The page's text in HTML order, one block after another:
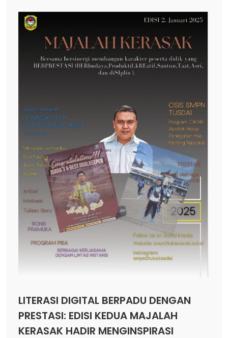
LITERASI DIGITAL BERPADU DENGAN
PRESTASI: EDISI KEDUA MAJALAH
KERASAK HADIR MENGINSPIRASI